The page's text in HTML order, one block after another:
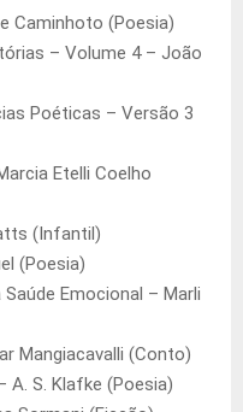
Caminhoto (Poesia)
– Volume 4 – João
Poéticas – Versão 3
Etelli Coelho
(Infantil)
(Poesia)
Emocional – Marli
Mangiacavalli (Conto)
A. S. Klafke (Poesia)